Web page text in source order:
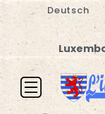
Deutsch